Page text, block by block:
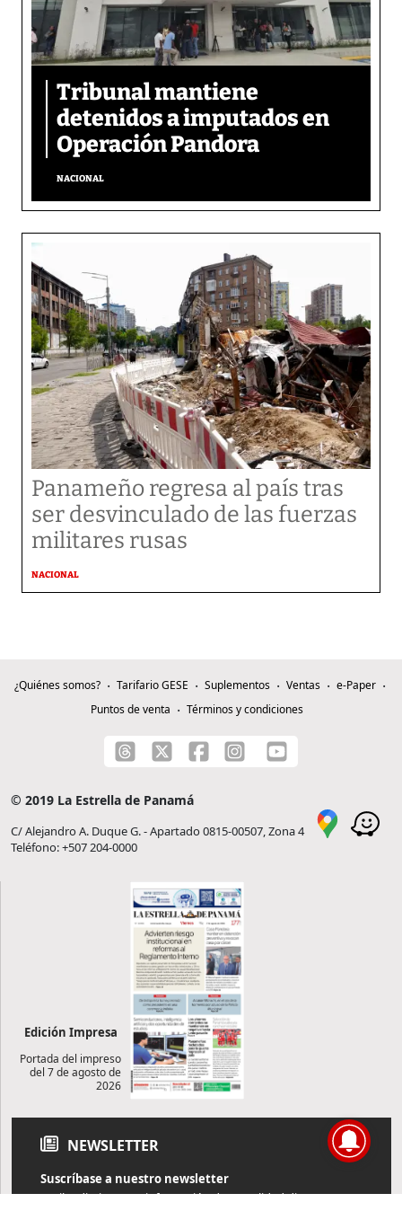
Tribunal mantiene
detenidos a imputados en
Operación Pandora
NACIONAL
Panameño regresa al país tras
ser desvinculado de las fuerzas
militares rusas
NACIONAL
¿Quiénes somos? Tarifario GESE Suplementos Ventas
e-Paper
Puntos de venta
Términos y condiciones
© 2019 La Estrella de Panamá
C/ Alejandro A. Duque G. - Apartado 0815-00507, Zona 4
Teléfono: +507 204-0000
Edición Impresa
Portada del impreso
del 7 de agosto de
2026
NEWSLETTER
Suscríbase a nuestro newsletter
Reciba diariamente información de actualidad directamente en